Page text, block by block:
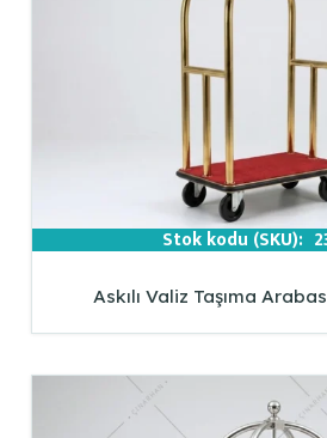
Stok kodu (SKU):
Askılı Valiz Taşıma